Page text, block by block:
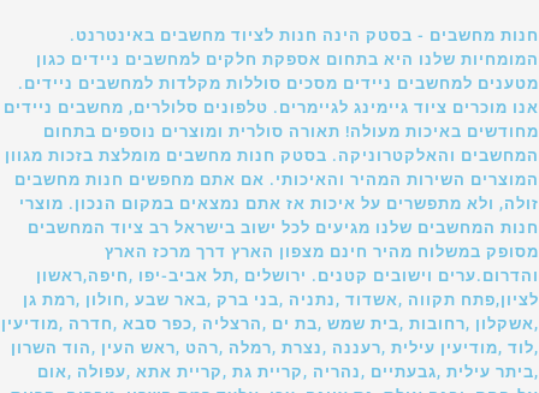
חנות מחשבים - בסטק הינה חנות לציוד מחשבים באינטרנט.
המומחיות שלנו היא בתחום אספקת חלקים למחשבים ניידים כגון
מטענים למחשבים ניידים מסכים סוללות מקלדות למחשבים ניידים.
אנו מוכרים ציוד גיימינג לגיימרים. טלפונים סלולרים, מחשבים ניידים
מחודשים באיכות מעולה! תאורה סולרית ומוצרים נוספים בתחום
המחשבים והאלקטרוניקה. בסטק חנות מחשבים מומלצת בזכות מגוון
המוצרים השירות המהיר והאיכותי. אם אתם מחפשים חנות מחשבים
זולה, ולא מתפשרים על איכות אז אתם נמצאים במקום הנכון. מוצרי
חנות המחשבים שלנו מגיעים לכל ישוב בישראל רב ציוד המחשבים
מסופק במשלוח מהיר חינם מצפון הארץ דרך מרכז הארץ
והדרום.ערים וישובים קטנים. ירושלים ,תל אביב-יפו ,חיפה,ראשון
לציון,פתח תקווה ,אשדוד ,נתניה ,בני ברק ,באר שבע ,חולון ,רמת גן
,אשקלון ,רחובות ,בית שמש ,בת ים ,הרצליה ,כפר סבא ,חדרה ,מודיעין
,לוד ,מודיעין עילית ,רעננה ,נצרת ,רמלה ,רהט ,ראש העין ,הוד השרון
,ביתר עילית ,גבעתיים ,נהריה ,קריית גת ,קריית אתא ,עפולה ,אום